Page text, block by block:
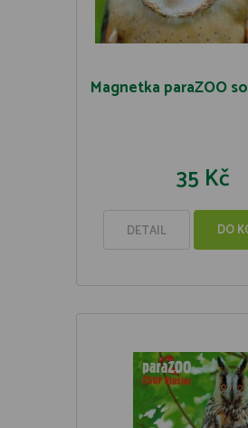
Magnetka paraZOO
35 Kč
DETAIL DO